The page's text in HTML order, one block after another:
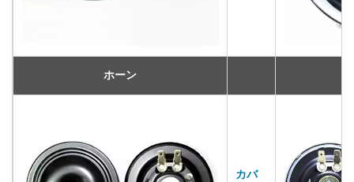
ホーン
カバ